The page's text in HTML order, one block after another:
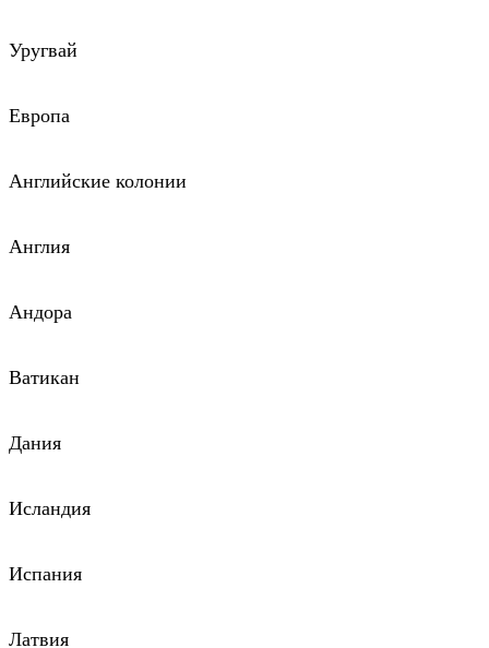
Уругвай
Европа
Английские колонии
Англия
Андора
Ватикан
Дания
Исландия
Испания
Латвия